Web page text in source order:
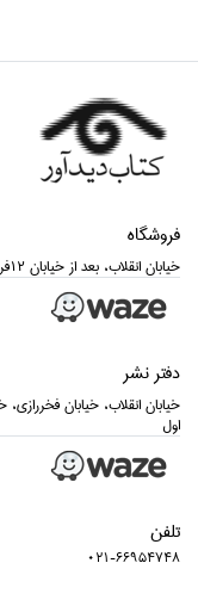
فروشگاه
خيابان انقلاب، بعد از خيابان 12فروردين، شماره 1304، فروشگاه كتاب ديدآور
دفتر نشر
اول
تلفن
021-66954748